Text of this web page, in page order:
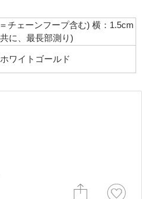
チェーンフープ含む) 横：1.5cm
に、最長部測り)
ワイトゴールド